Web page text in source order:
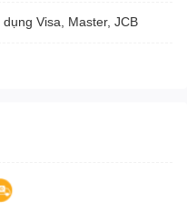
Visa, Master, JCB